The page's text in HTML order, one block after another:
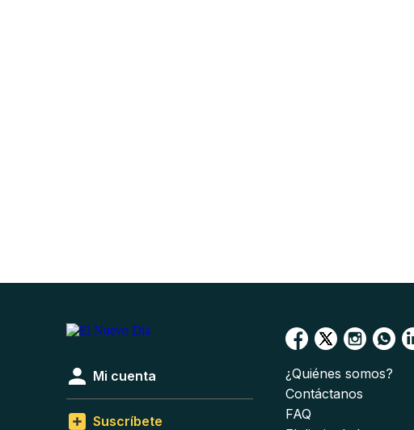
Mi cuenta
Suscríbete
¿Quiénes somos?
Contáctanos
FAQ